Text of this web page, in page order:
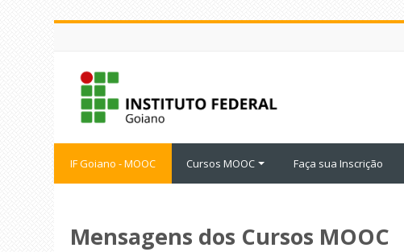
IF Goiano - MOOC Cursos MOOC Faça sua Inscrição
Mensagens dos Cursos MOOC